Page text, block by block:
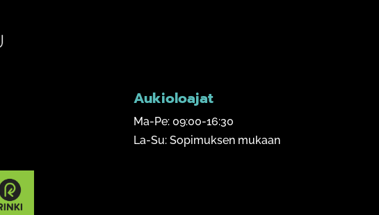
Aukioloajat
Ma-Pe: 09:00-16:30
La-Su: Sopimuksen mukaan